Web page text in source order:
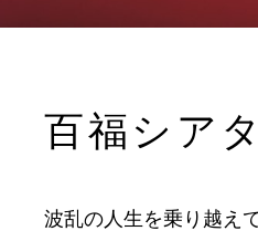
百福シア
波乱の人生を乗り越え